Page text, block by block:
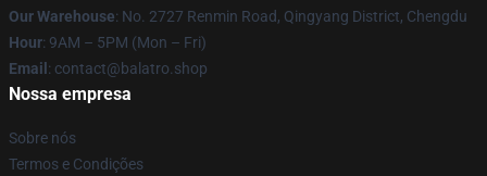
Our Warehouse: No. 2727 Renmin Road, Qingyang District, Chengdu
Hour: 9AM – 5PM (Mon – Fri)
Email : contact@balatro.shop
Nossa empresa
Sobre nós
Termos e Condições